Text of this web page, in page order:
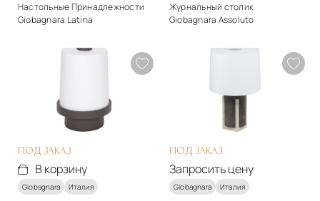
Настольные Принадлежности
Giobagnara Latina
арт-деко
Подробнее
Запросить цену
Журнальный столик
Giobagnara Assoluto
арт-деко
Подробнее
Запросить цену
ПОД ЗАКАЗ
В корзину
Giobagnara Италия
ПОД ЗАКАЗ
Запросить цену
Giobagnara Италия